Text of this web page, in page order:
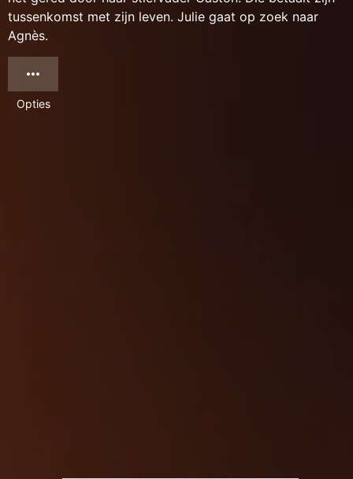
tussenkomst met zijn leven. Julie gaat op zoek naar
Agnès.
Opties